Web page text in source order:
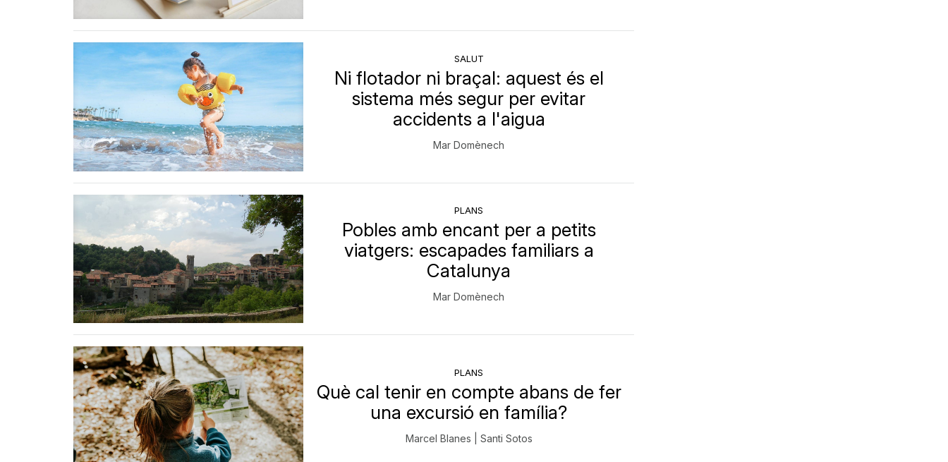
SALUT
Ni flotador ni braçal: aquest és el
sistema més segur per evitar
accidents a l'aigua
Mar Domènech
PLANS
Pobles amb encant per a petits
viatgers: escapades familiars a
Catalunya
Mar Domènech
PLANS
Què cal tenir en compte abans de fer
una excursió en família?
Marcel Blanes | Santi Sotos